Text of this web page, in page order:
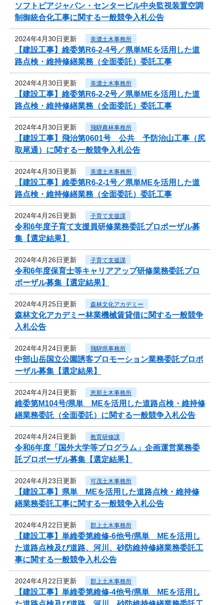
ソフトピアジャパン・センタービル中央監視装置空調
制御統合化工事に関する一般競争入札公告
2024年4月30日更新 美濃土木事務所
【建設工事】維委第R6-2-4号／県単MEを活用した道
路点検・維持修繕業務（全面委託）委託工事
2024年4月30日更新 美濃土木事務所
【建設工事】維委第R6-2-2号／県単MEを活用した道
路点検・維持修繕業務（全面委託）委託工事
2024年4月30日更新 飛騨農林事務所
【建設工事】飛治第0601号 公共 予防治山工事（尻
取尾通）に関する一般競争入札公告
2024年4月30日更新 美濃土木事務所
【建設工事】維委第R6-2-1号／県単MEを活用した道
路点検・維持修繕業務（全面委託）委託工事
2024年4月26日更新 子育て支援課
令和6年度子育て支援員研修業務委託プロポーザル募
集【選定結果】
2024年4月26日更新 子育て支援課
令和6年度保育士等キャリアアップ研修業務委託プロ
ポーザル募集【選定結果】
2024年4月25日更新 森林文化アカデミー
森林文化アカデミー林業機械賃貸借に関する一般競争
入札公告
2024年4月24日更新 飛騨県事務所
中部山岳国立公園誘客プロモーション業務委託プロポ
ーザル募集【選定結果】
2024年4月24日更新 恵那土木事務所
維委第M104号/県単 MEを活用した道路点検・維持修
繕業務委託（全面委託）に関する一般競争入札公告
2024年4月24日更新 教育研修課
令和6年度「国外大学等プログラム」企画運営業務委
託プロポーザル募集【選定結果】
2024年4月23日更新 可茂土木事務所
【建設工事】県単 MEを活用した道路点検・維持修
繕業務委託工事に関する一般競争入札公告
2024年4月22日更新 郡上土木事務所
【建設工事】単維委第維修‐6他号/県単 MEを活用し
た道路点検及び道路、河川、砂防維持修繕業務委託工
事に関する一般競争入札公告
2024年4月22日更新 郡上土木事務所
【建設工事】単維委第維修‐4他号/県単 MEを活用し